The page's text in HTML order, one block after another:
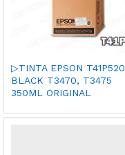
▷TINTA EPSON T41P520
BLACK T3470, T3475
350ML ORIGINAL